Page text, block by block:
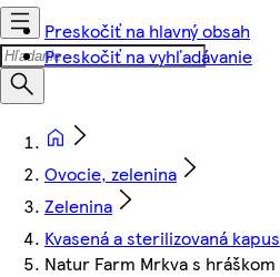
Preskočiť na hlavný obsah
Preskočiť na vyhľadávanie
Ovocie, zelenina
Zelenina
Kvasená a sterilizovaná
Natur Farm Mrkva s hráškom